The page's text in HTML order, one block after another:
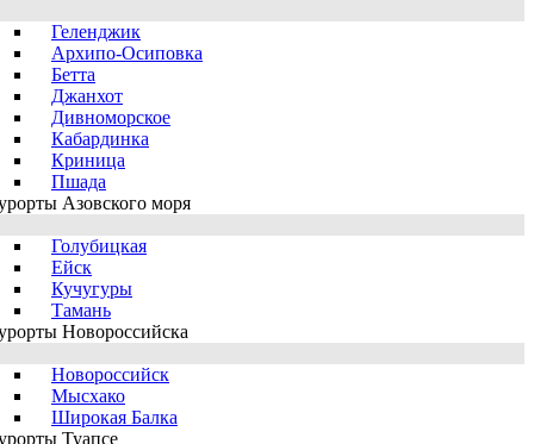
Геленджик
Архипо-Осиповка
Бетта
Джанхот
Дивноморское
Кабардинка
Криница
Пшада
Азовского моря
Голубицкая
Ейск
Кучугуры
Тамань
Новороссийска
Новороссийск
Мысхако
Широкая Балка
Туапсе